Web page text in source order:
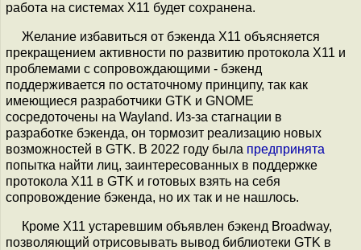
работа на системах X11 будет сохранена.
Желание избавиться от бэкенда X11 объясняется
прекращением активности по развитию протокола X11 и
проблемами с сопровождающими - бэкенд
поддерживается по остаточному принципу, так как
имеющиеся разработчики GTK и GNOME
сосредоточены на Wayland. Из-за стагнации в
разработке бэкенда, он тормозит реализацию новых
возможностей в GTK. В 2022 году была предпринята
попытка найти лиц, заинтересованных в поддержке
протокола X11 в GTK и готовых взять на себя
сопровождение бэкенда, но их так и не нашлось.
Кроме X11 устаревшим объявлен бэкенд Broadway,
позволяющий отрисовывать вывод библиотеки GTK в